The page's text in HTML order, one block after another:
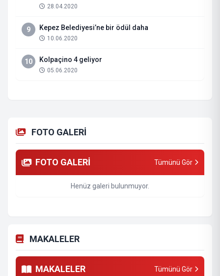
28.04.2020
9 Kepez Belediyesi’ne bir ödül daha
10.06.2020
10 Kolpaçino 4 geliyor
05.06.2020
FOTO GALERİ
FOTO GALERİ Tümünü Gör
Henüz galeri bulunmuyor.
MAKALELER
MAKALELER Tümünü Gör